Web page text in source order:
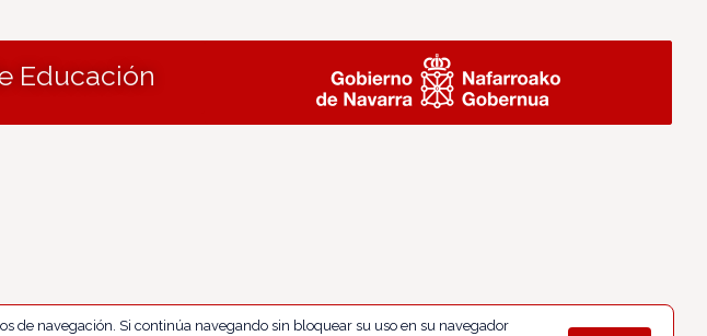
Educación
de navegación. Si continúa navegando sin bloquear su uso en su navegador